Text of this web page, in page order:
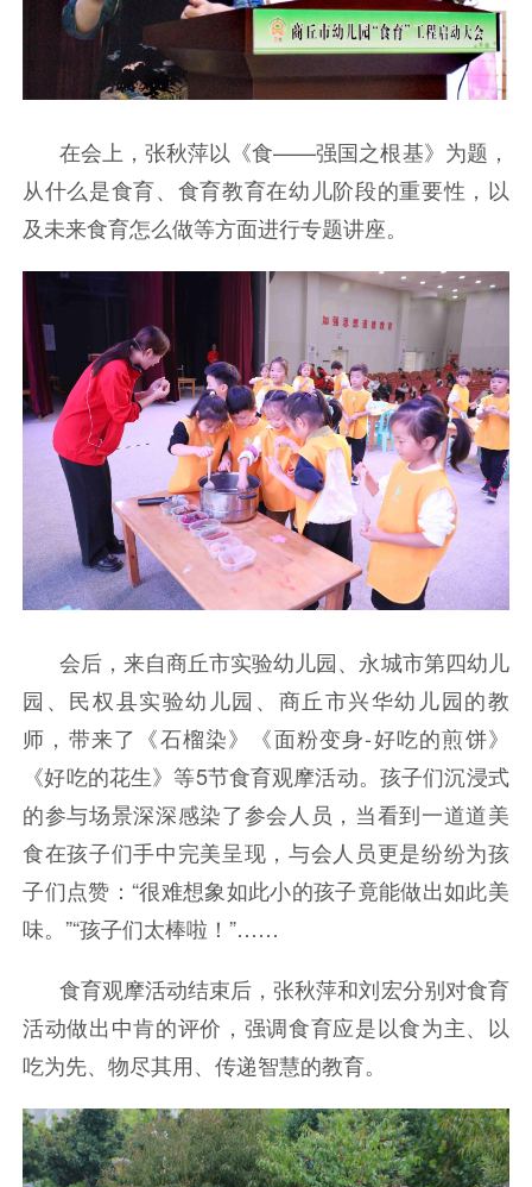
在会上，张秋萍以《食——强国之根基》为题，
从什么是食育、食育教育在幼儿阶段的重要性，以
及未来食育怎么做等方面进行专题讲座。
会后，来自商丘市实验幼儿园、永城市第四幼儿
园、民权县实验幼儿园、商丘市兴华幼儿园的教
师，带来了《石榴染》《面粉变身-好吃的煎饼》
《好吃的花生》等5节食育观摩活动。孩子们沉浸式
的参与场景深深感染了参会人员，当看到一道道美
食在孩子们手中完美呈现，与会人员更是纷纷为孩
子们点赞：“很难想象如此小的孩子竟能做出如此美
味。”“孩子们太棒啦！”……
食育观摩活动结束后，张秋萍和刘宏分别对食育
活动做出中肯的评价，强调食育应是以食为主、以
吃为先、物尽其用、传递智慧的教育。